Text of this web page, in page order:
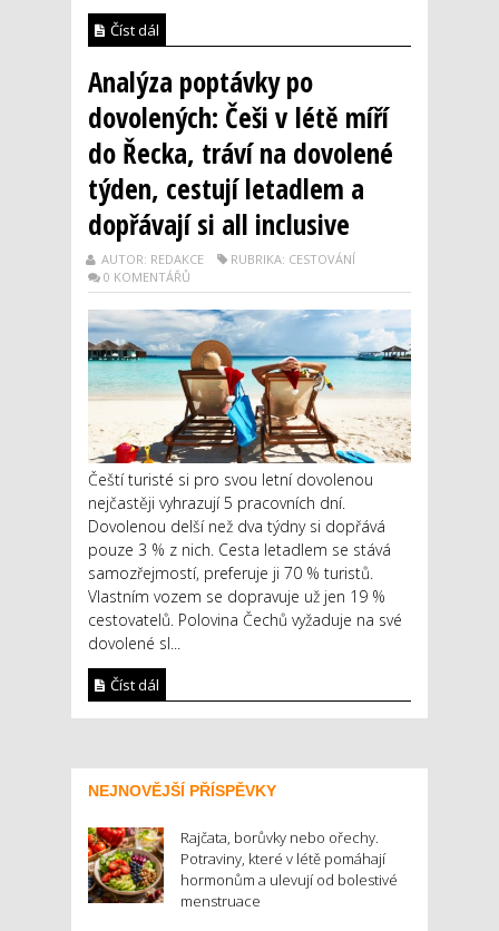
Číst dál
Analýza poptávky po
dovolených: Češi v létě míří
do Řecka, tráví na dovolené
týden, cestují letadlem a
dopřávají si all inclusive
AUTOR: REDAKCE
RUBRIKA: CESTOVÁNÍ
0 KOMENTÁŘŮ
Čeští turisté si pro svou letní dovolenou
nejčastěji vyhrazují 5 pracovních dní.
Dovolenou delší než dva týdny si dopřává
pouze 3 % z nich. Cesta letadlem se stává
samozřejmostí, preferuje ji 70 % turistů.
Vlastním vozem se dopravuje už jen 19 %
cestovatelů. Polovina Čechů vyžaduje na své
dovolené sl...
Číst dál
NEJNOVĚJŠÍ PŘÍSPĚVKY
Rajčata, borůvky nebo ořechy.
Potraviny, které v létě pomáhají
hormonům a ulevují od bolestivé
menstruace